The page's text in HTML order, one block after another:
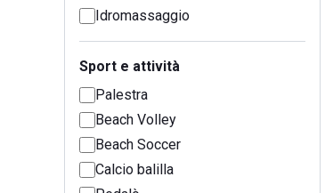
Idromassaggio
Sport e attività
Palestra
Beach Volley
Beach Soccer
Calcio balilla